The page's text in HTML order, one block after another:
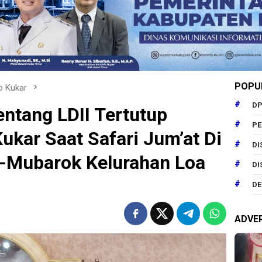
Kukar
LDII Tertutup
Saat Safari Jum’at Di
Kelurahan Loa